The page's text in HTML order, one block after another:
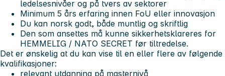
ledelsesnivåer og på tvers av sektorer
Minimum 5 års erfaring innen FoU eller innovasjon
Du kan norsk godt, både muntlig og skriftlig
Den som ansettes må kunne sikkerhetsklareres for
HEMMELIG / NATO SECRET før tiltredelse.
Det er ønskelig at du kan vise til en eller flere av følgende
kvalifikasjoner:
relevant utdanning på masternivå